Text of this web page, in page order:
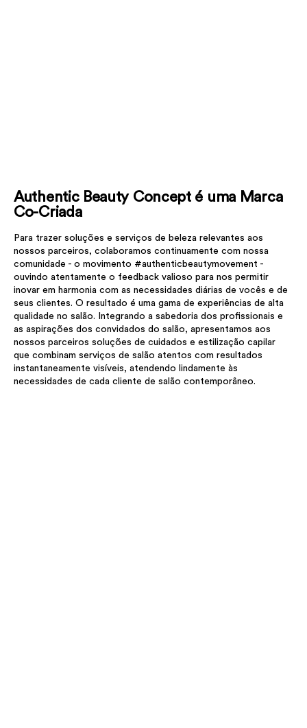
Authentic Beauty Concept é uma Marca
Co-Criada
Para trazer soluções e serviços de beleza relevantes aos
nossos parceiros, colaboramos continuamente com nossa
comunidade - o movimento #authenticbeautymovement -
ouvindo atentamente o feedback valioso para nos permitir
inovar em harmonia com as necessidades diárias de vocês e de
seus clientes. O resultado é uma gama de experiências de alta
qualidade no salão. Integrando a sabedoria dos profissionais e
as aspirações dos convidados do salão, apresentamos aos
nossos parceiros soluções de cuidados e estilização capilar
que combinam serviços de salão atentos com resultados
instantaneamente visíveis, atendendo lindamente às
necessidades de cada cliente de salão contemporâneo.